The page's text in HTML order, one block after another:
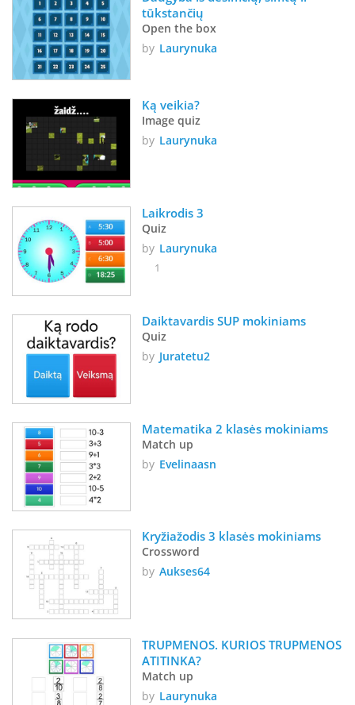
tūkstančių
Open the box
by Laurynuka
Image quiz
by Laurynuka
Laikrodis 3
Quiz
by Laurynuka
1
Daiktavardis SUP mokiniams
Quiz
by Juratetu2
Matematika 2 klasės mokiniams
Match up
by Evelinaasn
Kryžiažodis 3 klasės mokiniams
Crossword
by Aukses64
TRUPMENOS. KURIOS TRUPMENOS
ATITINKA?
Match up
by Laurynuka